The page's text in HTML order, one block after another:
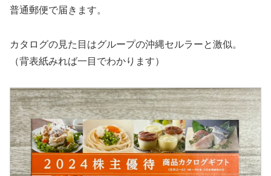
普通郵便で届きます。
カタログの見た目はグループの沖縄セルラーと激似。
（背表紙みれば一目でわかります）